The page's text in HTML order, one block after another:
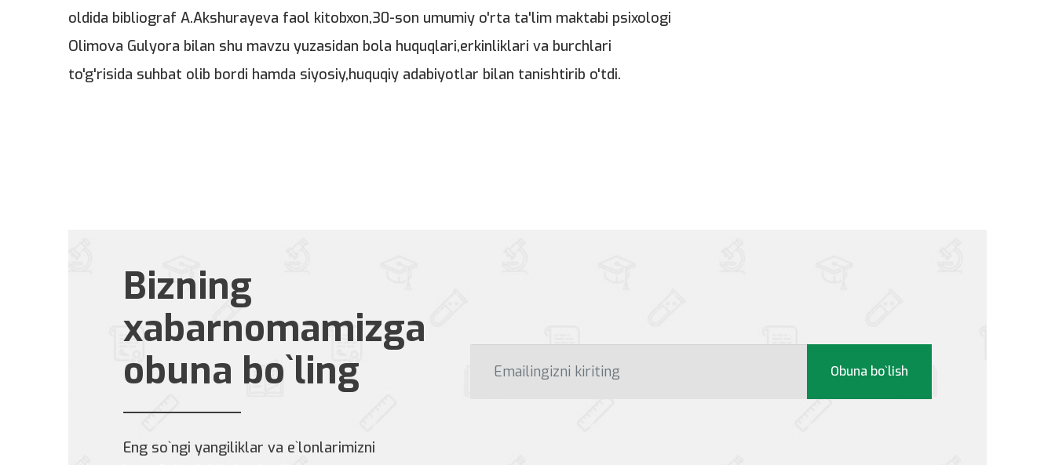
oldida bibliograf A.Akshurayeva faol kitobxon,30-son umumiy o'rta ta'lim maktabi psixologi
Olimova Gulyora bilan shu mavzu yuzasidan bola huquqlari,erkinliklari va burchlari
to'g'risida suhbat olib bordi hamda siyosiy,huquqiy adabiyotlar bilan tanishtirib o'tdi.
Bizning
xabarnomamizga
obuna bo`ling
Eng so`ngi yangiliklar va e`lonlarimizni
Obuna bo`lish